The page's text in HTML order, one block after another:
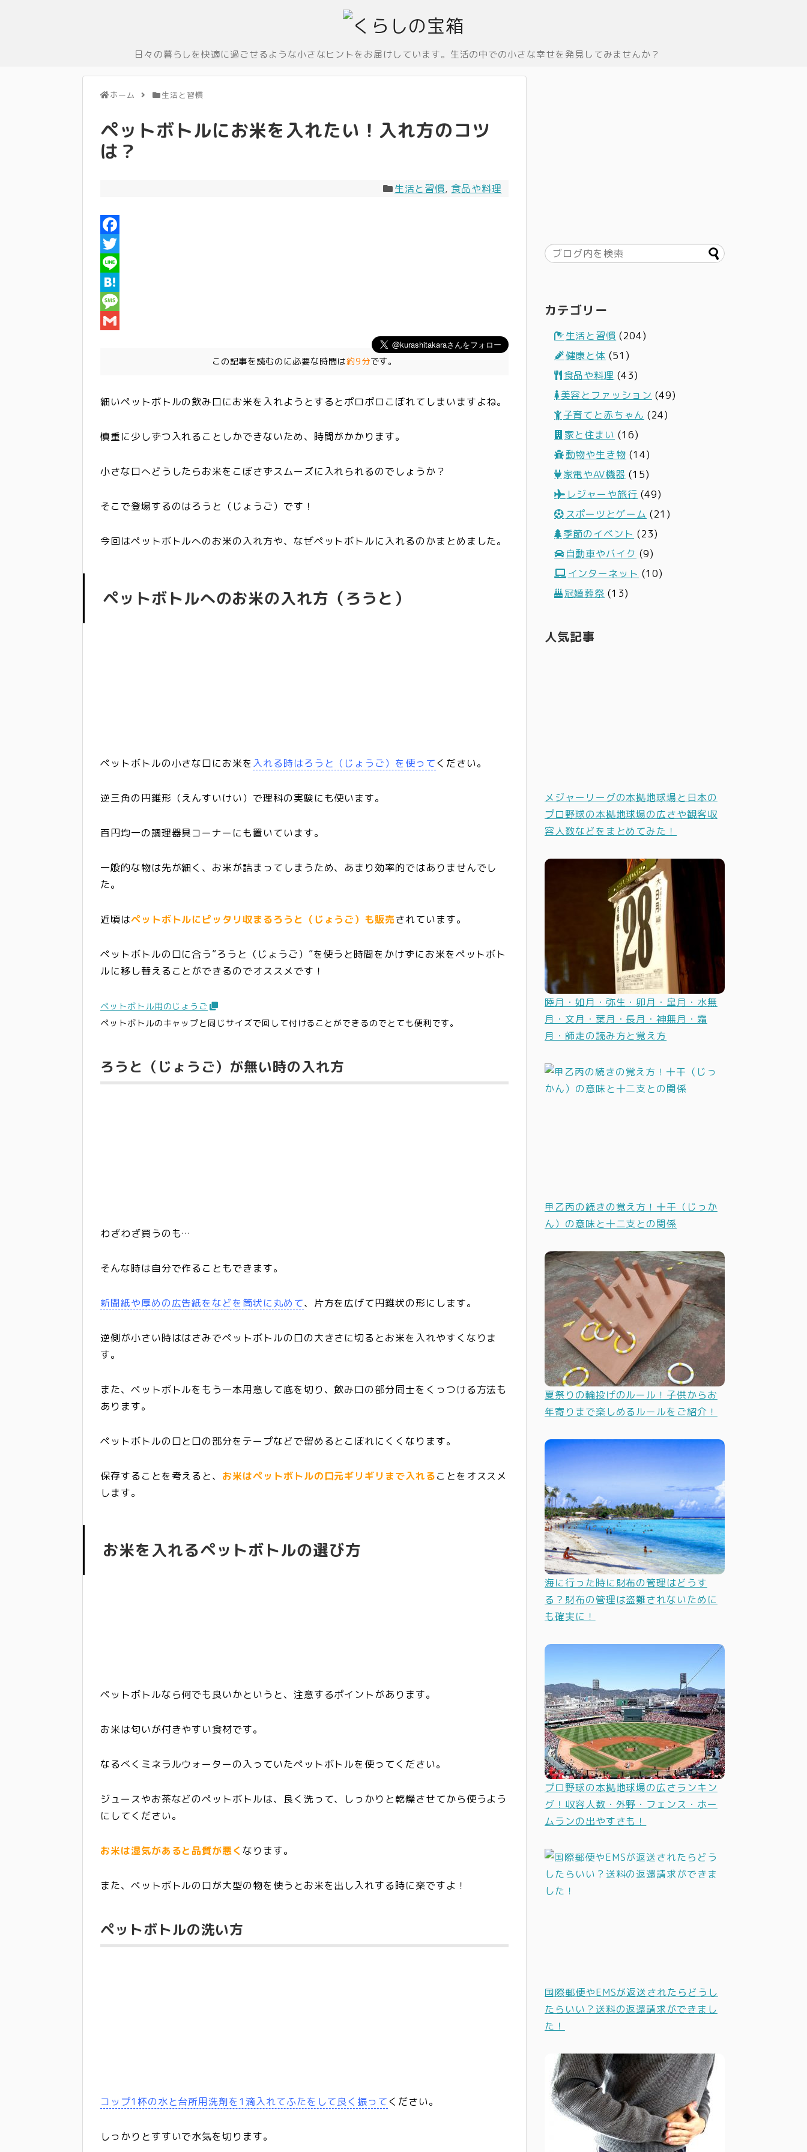
日々の暮らしを快適に過ごせるような小さなヒントをお届けしています。生活の中での小さな幸せを発見してみませんか？
ホーム 生活と習慣
ペットボトルにお米を入れたい！入れ方のコツ
は？
生活と習慣,食品や料理
F
a
c
e
b
o
T
w
i
t
t
L
i
n
e
H
a
t
M
g
l
この記事を読むのに必要な時間は約9分です。
細いペットボトルの飲み口にお米を入れようとするとポロポロこぼれてしまいますよね。
慎重に少しずつ入れることしかできないため、時間がかかります。
小さな口へどうしたらお米をこぼさずスムーズに入れられるのでしょうか？
そこで登場するのはろうと（じょうご）です！
今回はペットボトルへのお米の入れ方や、なぜペットボトルに入れるのかまとめました。
ペットボトルへのお米の入れ方（ろうと）
ペットボトルの小さな口にお米を 入れる時はろうと（じょうご）を使ってください。
逆三角の円錐形（えんすいけい）で理科の実験にも使います。
百円均一の調理器具コーナーにも置いています。
一般的な物は先が細く、お米が詰まってしまうため、あまり効率的ではありませんでし
た。
近頃はペットボトルにピッタリ収まるろうと（じょうご）も販売されています。
ペットボトルの口に合う”ろうと（じょうご）”を使うと時間をかけずにお米をペットボト
ルに移し替えることができるのでオススメです！
ペットボトル用のじょうご
ペットボトルのキャップと同じサイズで回して付けることができるのでとても便利です。
ろうと（じょうご）が無い時の入れ方
わざわざ買うのも…
そんな時は自分で作ることもできます。
新聞紙や厚めの広告紙をなどを筒状に丸めて、片方を広げて円錐状の形にします。
逆側が小さい時ははさみでペットボトルの口の大きさに切るとお米を入れやすくなりま
す。
また、ペットボトルをもう一本用意して底を切り、飲み口の部分同士をくっつける方法も
あります。
ペットボトルの口と口の部分をテープなどで留めるとこぼれにくくなります。
保存することを考えると、 お米はペットボトルの口元ギリギリまで入れることをオススメ
します。
お米を入れるペットボトルの選び方
ペットボトルなら何でも良いかというと、注意するポイントがあります。
お米は匂いが付きやすい食材です。
なるべく ミネラルウォーターの入っていたペットボトルを使ってください。
ジュースやお茶などのペットボトルは、良く洗って、しっかりと乾燥させてから使うよう
にしてください。
お米は湿気があると品質が悪く なります。
また、ペットボトルの口が大型の物を使うとお米を出し入れする時に楽ですよ！
ペットボトルの洗い方
コップ1杯の水と台所用洗剤を1滴入れてふたをして良く振ってください。
しっかりとすすいで水気を切ります。
カテゴリー
生活と習慣 (204)
健康と体 (51)
食品や料理 (43)
美容とファッション (49)
子育てと赤ちゃん (24)
家と住まい (16)
動物や生き物 (14)
家電やAV機器 (15)
レジャーや旅行 (49)
スポーツとゲーム (21)
季節のイベント (23)
自動車やバイク (9)
インターネット (10)
冠婚葬祭 (13)
人気記事
メジャーリーグの本拠地球場と日本の
プロ野球の本拠地球場の広さや観客収
容人数などをまとめてみた！
睦月・如月・弥生・卯月・皐月・水無
月・文月・葉月・長月・神無月・霜
月・師走の読み方と覚え方
甲乙丙の続きの覚え方！十干（じっか
ん）の意味と十二支との関係
夏祭りの輪投げのルール！子供からお
年寄りまで楽しめるルールをご紹介！
海に行った時に財布の管理はどうす
る？財布の管理は盗難されないために
も確実に！
プロ野球の本拠地球場の広さランキン
グ！収容人数・外野・フェンス・ホー
ムランの出やすさも！
国際郵便やEMSが返送されたらどうし
たらいい？送料の返還請求ができまし
た！